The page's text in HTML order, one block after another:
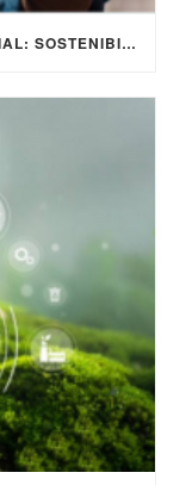
NAVEGANDO EL FUTURO EMPRESARIAL: SOSTENIBILIDAD, RESPONSABILIDAD SOCIAL Y CRITERIOS ESG